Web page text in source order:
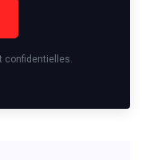
confidentielles.